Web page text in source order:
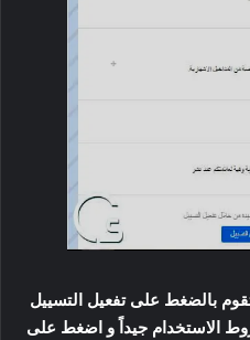
بالضغط على تفعيل التسييل
الاستخدام جيداً و اضغط على